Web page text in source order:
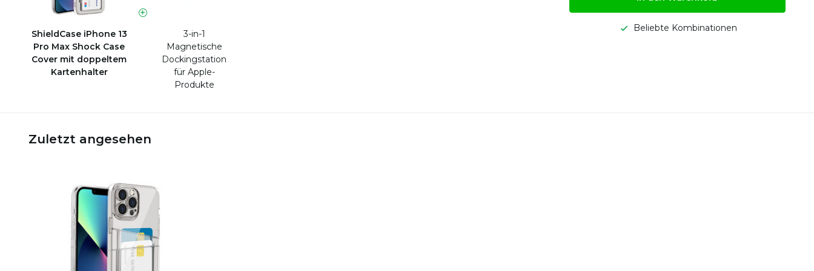
ShieldCase iPhone 13
Pro Max Shock Case
Cover mit doppeltem
Kartenhalter
3-in-1
Magnetische
Dockingstation
für Apple-
Produkte
Beliebte Kombinationen
Zuletzt angesehen